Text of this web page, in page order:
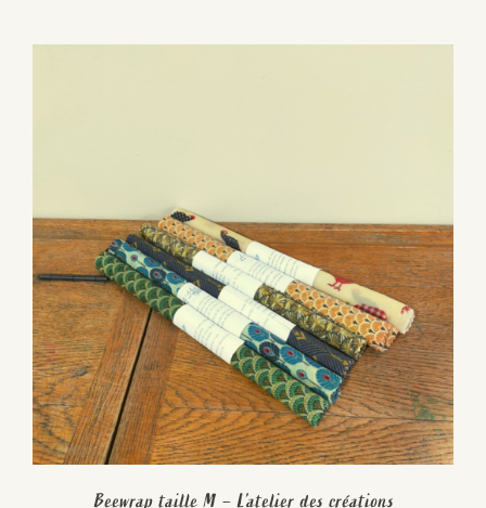
Beewrap taille M – L’atelier des créations